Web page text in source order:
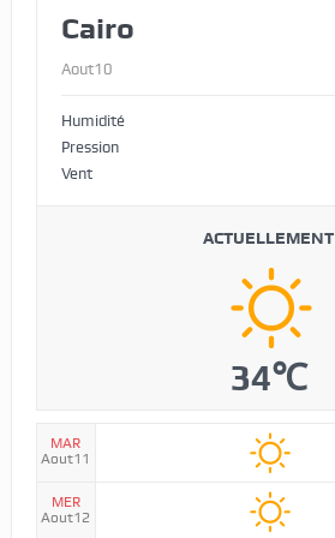
Cairo
Aout10
Humidité
Pression
Vent
ACTUELLEMENT
34℃
MAR
Aout11
MER
Aout12